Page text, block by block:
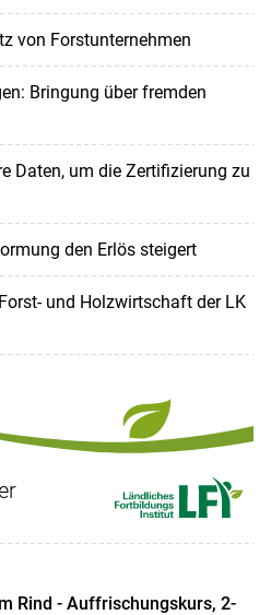
von Forstunternehmen
Bringung über fremden
Daten, um die Zertifizierung zu
den Erlös steigert
und Holzwirtschaft der LK
Rind - Auffrischungskurs, 2-